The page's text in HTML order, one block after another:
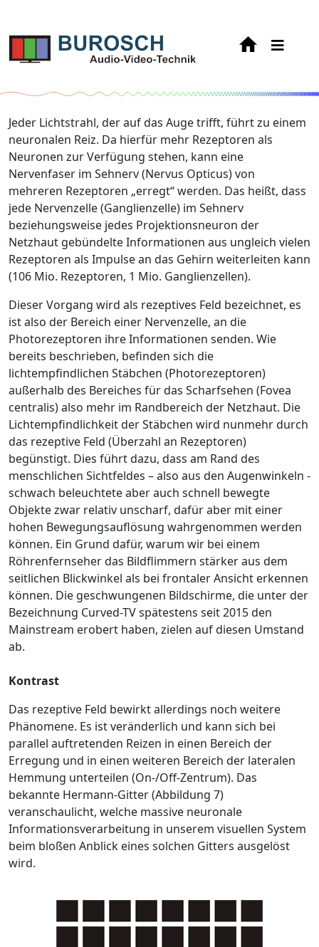
Jeder Lichtstrahl, der auf das Auge trifft, führt zu einem
neuronalen Reiz. Da hierfür mehr Rezeptoren als
Neuronen zur Verfügung stehen, kann eine
Nervenfaser im Sehnerv (Nervus Opticus) von
mehreren Rezeptoren „erregt“ werden. Das heißt, dass
jede Nervenzelle (Ganglienzelle) im Sehnerv
beziehungsweise jedes Projektionsneuron der
Netzhaut gebündelte Informationen aus ungleich vielen
Rezeptoren als Impulse an das Gehirn weiterleiten kann
(106 Mio. Rezeptoren, 1 Mio. Ganglienzellen).
Dieser Vorgang wird als rezeptives Feld bezeichnet, es
ist also der Bereich einer Nervenzelle, an die
Photorezeptoren ihre Informationen senden. Wie
bereits beschrieben, befinden sich die
lichtempfindlichen Stäbchen (Photorezeptoren)
außerhalb des Bereiches für das Scharfsehen (Fovea
centralis) also mehr im Randbereich der Netzhaut. Die
Lichtempfindlichkeit der Stäbchen wird nunmehr durch
das rezeptive Feld (Überzahl an Rezeptoren)
begünstigt. Dies führt dazu, dass am Rand des
menschlichen Sichtfeldes – also aus den Augenwinkeln -
schwach beleuchtete aber auch schnell bewegte
Objekte zwar relativ unscharf, dafür aber mit einer
hohen Bewegungsauflösung wahrgenommen werden
können. Ein Grund dafür, warum wir bei einem
Röhrenfernseher das Bildflimmern stärker aus dem
seitlichen Blickwinkel als bei frontaler Ansicht erkennen
können. Die geschwungenen Bildschirme, die unter der
Bezeichnung Curved-TV spätestens seit 2015 den
Mainstream erobert haben, zielen auf diesen Umstand
ab.
Kontrast
Das rezeptive Feld bewirkt allerdings noch weitere
Phänomene. Es ist veränderlich und kann sich bei
parallel auftretenden Reizen in einen Bereich der
Erregung und in einen weiteren Bereich der lateralen
Hemmung unterteilen (On-/Off-Zentrum). Das
bekannte Hermann-Gitter (Abbildung 7)
veranschaulicht, welche massive neuronale
Informationsverarbeitung in unserem visuellen System
beim bloßen Anblick eines solchen Gitters ausgelöst
wird.